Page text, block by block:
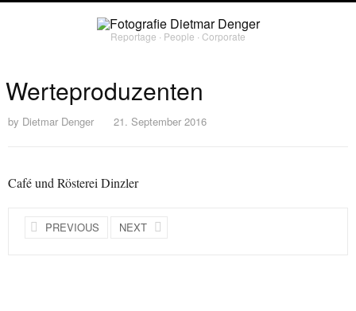
Reportage ∙ People ∙ Corporate
Werteproduzenten
by Dietmar Denger 21. September 2016
Café und Rösterei Dinzler
PREVIOUS NEXT